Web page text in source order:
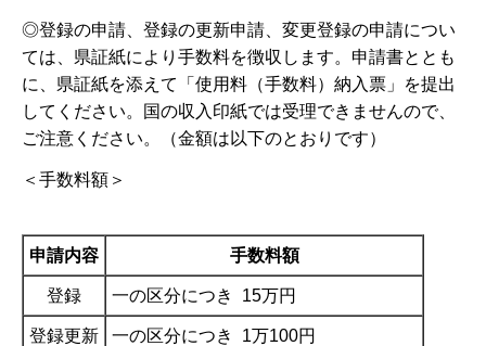
◎登録の申請、登録の更新申請、変更登録の申請につい
ては、県証紙により手数料を徴収します。申請書ととも
に、県証紙を添えて「使用料（手数料）納入票」を提出
してください。国の収入印紙では受理できませんので、
ご注意ください。（金額は以下のとおりです）
＜手数料額＞
申請内容 手数料額
登録 一の区分につき 15万円
登録更新 一の区分につき 1万100円